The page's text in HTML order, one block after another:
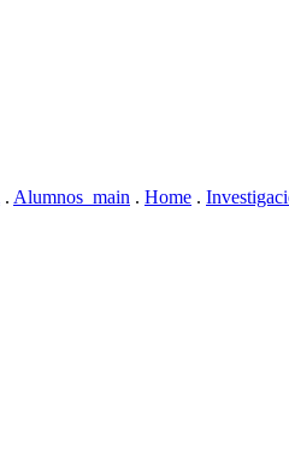
. Alumnos_main . Home .